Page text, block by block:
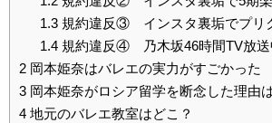
1.3規約違反③ インスタ裏垢でプリ
1.4規約違反④ 乃木坂46時間TV放送
2 岡本姫奈はバレエの実力がすごかった
3 岡本姫奈がロシア留学を断念した理由
4 地元のバレエ教室はどこ？